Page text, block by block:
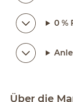
0 %
Über die